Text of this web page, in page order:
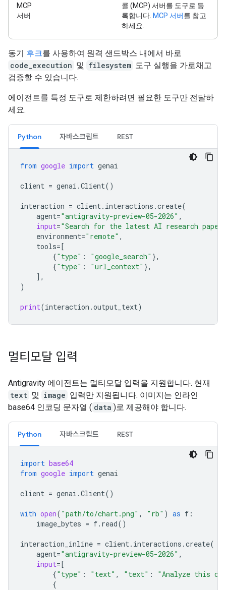
MCP
서버
콜 (MCP) 서버를 도구로 등
록합니다. MCP 서버를 참고
하세요.
동기 후크를 사용하여 원격 샌드박스 내에서 바로
code_execution 및 filesystem 도구 실행을 가로채고
검증할 수 있습니다.
에이전트를 특정 도구로 제한하려면 필요한 도구만 전달하
세요.
Python 자바스크립트 REST
from google import genai
client = genai .Client()
interaction = client. interactions .create(
agent="antigravity-preview-05-2026" ,
input="Search for the latest AI research
environment="remote" ,
tools=[
{"type" : "google_search" },
{"type" : "url_context" },
],
)
print(interaction .output_text)
멀티모달 입력
Antigravity 에이전트는 멀티모달 입력을 지원합니다. 현재
text 및 image 입력만 지원됩니다. 이미지는 인라인
base64 인코딩 문자열 ( data )로 제공해야 합니다.
Python 자바스크립트 REST
import base64
from google import genai
client = genai .Client()
with open( "path/to/chart.png" , "rb" ) as f :
image_bytes = f. read()
interaction_inline = client. interactions .create(
agent="antigravity-preview-05-2026" ,
input=[
{"type" : "text" , "text" :
"Analyze this
{